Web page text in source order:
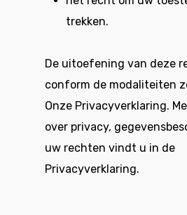
trekken.
De uitoefening van deze
conform de modaliteiten
Onze Privacyverklaring.
over privacy,
uw rechten vindt u in de
Privacyverklaring.